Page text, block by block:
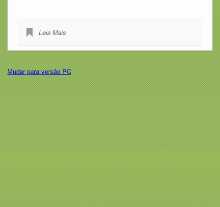
Leia Mais
Mudar para versão PC